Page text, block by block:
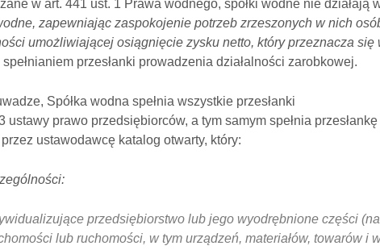
w art. 441 ust. 1 Prawa wodnego, spółki wodne nie
zapewniając zaspokojenie potrzeb zrzeszonych w nich
umożliwiającej osiągnięcie zysku netto, który przeznacza się
przesłanki prowadzenia działalności zarobkowej.
Spółka wodna spełnia wszystkie przesłanki
ustawy prawo przedsiębiorców, a tym samym spełnia
ustawodawcę katalog otwarty, który:
przedsiębiorstwo lub jego wyodrębnione części
lub ruchomości, w tym urządzeń, materiałów, towarów